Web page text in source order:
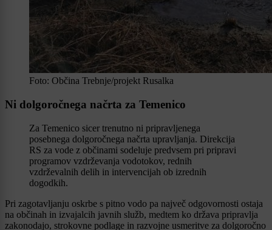
Foto: Občina Trebnje/projekt Rusalka
Ni dolgoročnega načrta za Temenico
Za Temenico sicer trenutno ni pripravljenega
posebnega dolgoročnega načrta upravljanja. Direkcija
RS za vode z občinami sodeluje predvsem pri pripravi
programov vzdrževanja vodotokov, rednih
vzdrževalnih delih in intervencijah ob izrednih
dogodkih.
Pri zagotavljanju oskrbe s pitno vodo pa največ odgovornosti ostaja
na občinah in izvajalcih javnih služb, medtem ko država pripravlja
zakonodajo, strokovne podlage in razvojne usmeritve za dolgoročno